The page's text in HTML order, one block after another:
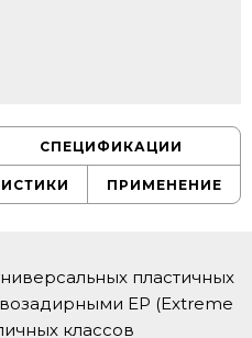
СПЕЦИФИКАЦИИ
ПРИМЕНЕНИЕ
пластичных
ЕР (Extreme
классов